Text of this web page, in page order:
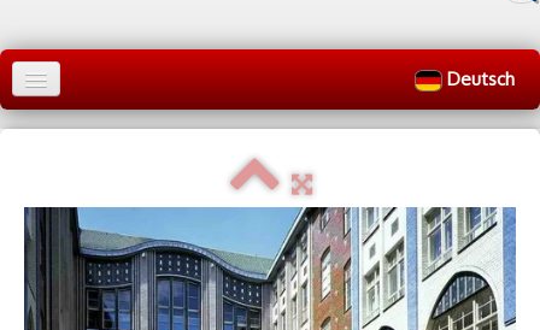
Deutsch
Home
Rundgänge
▷ Gruppen
▷ Guides